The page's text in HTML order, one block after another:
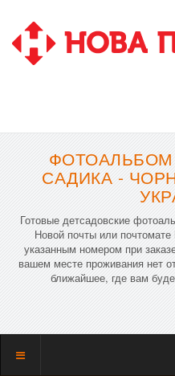
САДИКА -
Готовые детсадовские
Новой почты или почтомате
указанным номером при
вашем месте проживания нет
ближайшее, где вам
Показать